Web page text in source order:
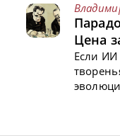
Цена
Если ИИ